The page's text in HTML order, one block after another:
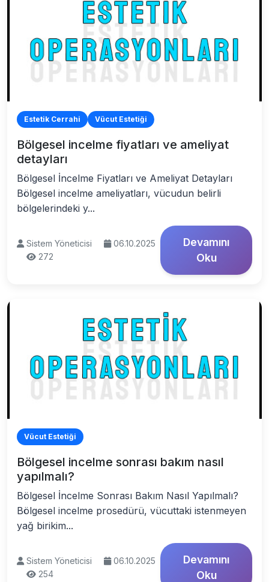
Estetik Cerrahi Vücut Estetiği
Bölgesel incelme fiyatları ve ameliyat
detayları
Bölgesel İncelme Fiyatları ve Ameliyat Detayları
Bölgesel incelme ameliyatları, vücudun belirli
bölgelerindeki y...
Sistem Yöneticisi
06.10.2025
272
Devamını
Oku
Vücut Estetiği
Bölgesel incelme sonrası bakım nasıl
yapılmalı?
Bölgesel İncelme Sonrası Bakım Nasıl Yapılmalı?
Bölgesel incelme prosedürü, vücuttaki istenmeyen
yağ birikim...
Sistem Yöneticisi
06.10.2025
254
Devamını
Oku